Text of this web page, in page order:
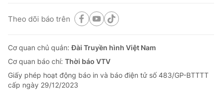
Theo dõi báo trên
Cơ quan chủ quản:Đài Truyền hình Việt Nam
Cơ quan báo chí: Thời báo VTV
Giấy phép hoạt động báo in và báo điện tử số 483/GP-BTTTT
cấp ngày 29/12/2023